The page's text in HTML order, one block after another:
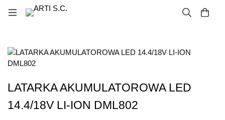
LATARKA AKUMULATOROWA LED
14.4/18V LI-ION DML802